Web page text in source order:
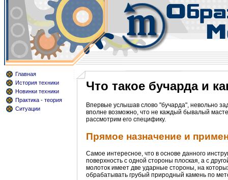
Главная
История техники
Новинки техники
Практика - теория
Ситуации
Что такое бучарда и
Впервые услышав слово "бучарда", невольно
вполне возможно, что не каждый бывалый
рассмотрим его специфику.
Прямое назначение и
Самое интересное, что в основе данного
поверхность с одной стороны плоская, а с
молоток имеет две ударные стороны, на
обрабатывать грубый природный камень по